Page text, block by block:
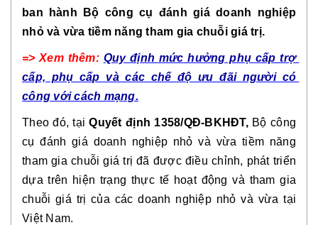
ban hành Bộ công cụ đánh giá doanh nghiệp
nhỏ và vừa tiềm năng tham gia chuỗi giá trị.
=> Xem thêm: Quy định mức hưởng phụ cấp trợ
cấp, phụ cấp và các chế độ ưu đãi người có
công với cách mạng.
Theo đó, tại Quyết định 1358/QĐ-BKHĐT, Bộ công
cụ đánh giá doanh nghiệp nhỏ và vừa tiềm năng
tham gia chuỗi giá trị đã được điều chỉnh, phát triển
dựa trên hiện trạng thực tế hoạt động và tham gia
chuỗi giá trị của các doanh nghiệp nhỏ và vừa tại
Việt Nam.